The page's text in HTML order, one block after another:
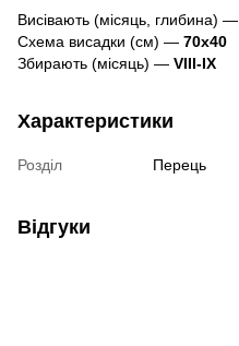
Висівають (місяць, глибина) —
Схема висадки (см) — 70х40
Збирають (місяць) — VIII-IX
Характеристики
Розділ Перець
Відгуки